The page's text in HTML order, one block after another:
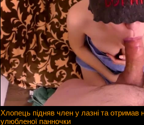
Хлопець підняв член у лазні та отримав
улюбленої панночки